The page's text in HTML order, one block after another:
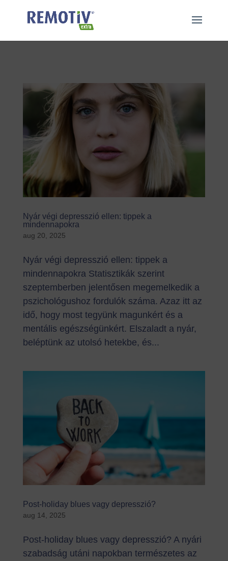
Nyár végi depresszió ellen: tippek a
mindennapokra
aug 20, 2025
Nyár végi depresszió ellen: tippek a
mindennapokra Statisztikák szerint
szeptemberben jelentősen megemelkedik a
pszichológushoz fordulók száma. Azaz itt az
idő, hogy most tegyünk magunkért és a
mentális egészségünkért. Elszaladt a nyár,
beléptünk az utolsó hetekbe, és...
Post-holiday blues vagy depresszió?
aug 14, 2025
Post-holiday blues vagy depresszió? A nyári
szabadság utáni napokban természetes az